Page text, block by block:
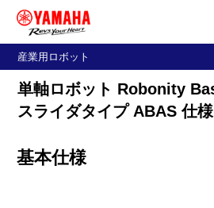
産業用ロボット
単軸ロボット Robonity
スライダタイプ ABAS 仕様
特長
基本仕様